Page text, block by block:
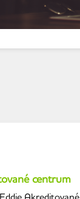
centrum
Akreditované